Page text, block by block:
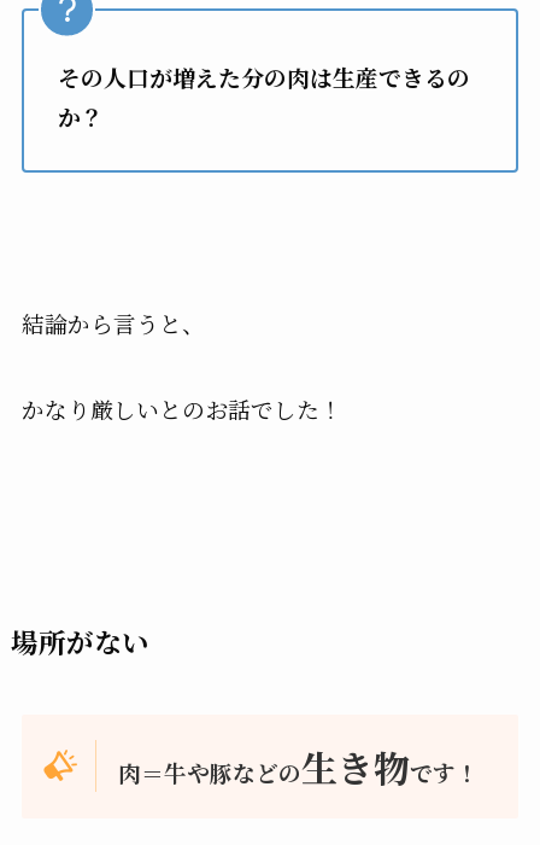
その人口が増えた分の肉は生産できるの
か？
結論から言うと、
かなり厳しいとのお話でした！
場所がない
肉＝牛や豚などの生き物です！